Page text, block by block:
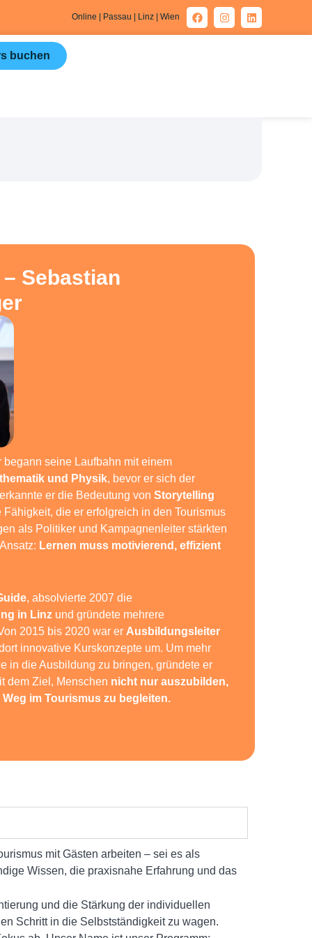
Online | Passau | Linz | Wien
buchen
Sebastian
seine Laufbahn mit einem
und Physik, bevor er sich der
er die Bedeutung von Storytelling
Fähigkeit, die er erfolgreich in den Tourismus
als Politiker und Kampagnenleiter stärkten
Lernen muss motivierend, effizient
, absolvierte 2007 die
in Linz und gründete mehrere
2015 bis 2020 war er Ausbildungsleiter
innovative Kurskonzepte um. Um mehr
in die Ausbildung zu bringen, gründete er
dem Ziel, Menschen nicht nur auszubilden,
im Tourismus zu begleiten.
mit Gästen arbeiten – sei es als
Wissen, die praxisnahe Erfahrung und das
und die Stärkung der individuellen
Schritt in die Selbstständigkeit zu wagen.